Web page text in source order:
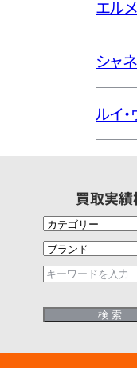
エル
シャ
ルイ
買取実